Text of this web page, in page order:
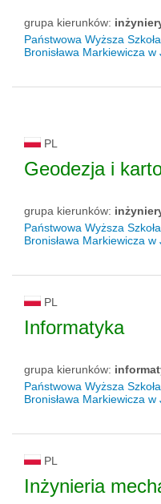
grupa kierunków:
Państwowa Wyższa
Bronisława Markiewicza w
PL
Geodezja i
grupa kierunków:
Państwowa Wyższa
Bronisława Markiewicza w
PL
Informatyka
grupa kierunków:
Państwowa Wyższa
Bronisława Markiewicza w
PL
Inżynieria